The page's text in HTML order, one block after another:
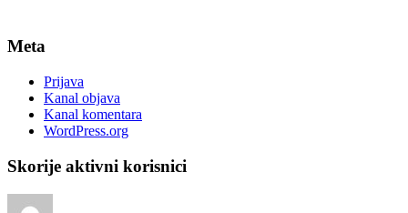
Meta
Prijava
Kanal objava
Kanal komentara
WordPress.org
Skorije aktivni korisnici